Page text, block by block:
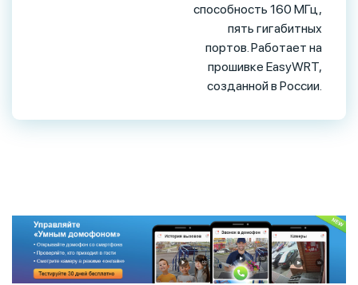
способность 160 МГц,
пять гигабитных
портов. Работает на
прошивке EasyWRT,
созданной в России.